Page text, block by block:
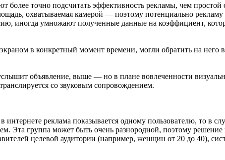
точно подсчитать эффективность рекламы, чем простой
охватываемая камерой — поэтому потенциально
иногда умножают полученные данные на коэффициент,
в конкретный момент времени, могли обратить на него
объявление, выше — но в плане вовлеченности
со звуковым сопровождением.
реклама показывается одному пользователю, то в
Эта группа может быть очень разнородной, поэтому решение
целевой аудитории (например, женщин от 20 до 40),